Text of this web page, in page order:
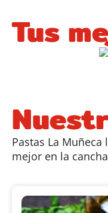
Tus
Pastas La
mejor en la